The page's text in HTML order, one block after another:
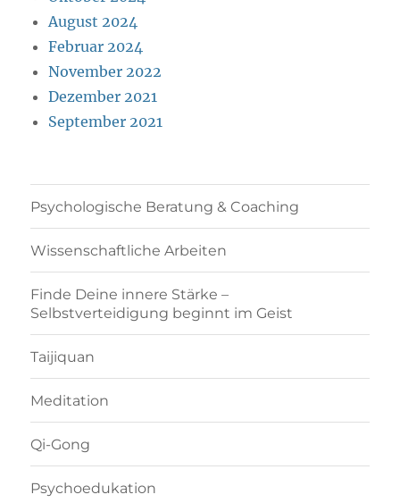
August 2024
Februar 2024
November 2022
Dezember 2021
September 2021
Psychologische Beratung & Coaching
Wissenschaftliche Arbeiten
Finde Deine innere Stärke –
Selbstverteidigung beginnt im Geist
Taijiquan
Meditation
Qi-Gong
Psychoedukation